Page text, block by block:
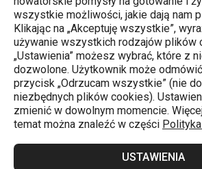
wszystkie możliwości, jakie dają nam
Klikając na „Akceptuję wszystkie”,
używanie wszystkich rodzajów plików
„Ustawienia” możesz wybrać, które z
dozwolone. Użytkownik może
przycisk „Odrzucam wszystkie” (nie
niezbędnych plików cookies).
zmienić w dowolnym momencie.
temat można znaleźć w części
USTAWIENIA
Pakowanie próżniowe żywności
Zgrzewarka próżniowa